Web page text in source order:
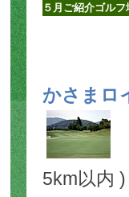
５月ご紹介ゴルフ
かさまロ
5km以内 )